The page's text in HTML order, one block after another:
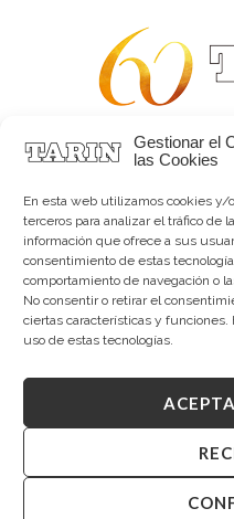
Gestionar el
las Cookies
En esta web utilizamos cookies y/
terceros para analizar el tráfico de
información que ofrece a sus
consentimiento de estas
comportamiento de navegación o
No consentir o retirar el
ciertas características y funciones.
uso de estas tecnologías.
Alta
Copyright ©
Aviso legal|Política
Canal interno de
Desarrollado por